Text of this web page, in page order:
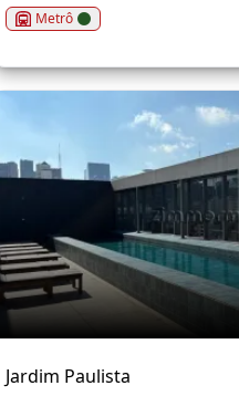
Metrô
Jardim Paulista